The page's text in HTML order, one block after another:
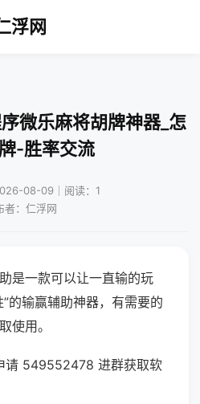
浮网
微乐麻将胡牌神器_怎
-胜率交流
08-09｜阅读：1
者：仁浮网
是一款可以让一直输的玩
的输赢辅助神器，有需要的
使用。
请 549552478 进群获取软